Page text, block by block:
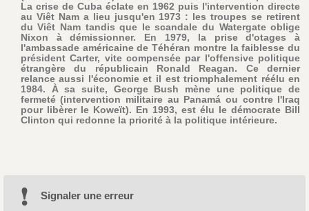
La crise de Cuba éclate en 1962 puis l'intervention directe
au Viêt Nam a lieu jusqu'en 1973 : les troupes se retirent
du Viêt Nam tandis que le scandale du Watergate oblige
Nixon à démissionner. En 1979, la prise d'otages à
l'ambassade américaine de Téhéran montre la faiblesse du
président Carter, vite compensée par l'offensive politique
étrangère du républicain Ronald Reagan. Ce dernier
relance aussi l'économie et il est triomphalement réélu en
1984. À sa suite, George Bush mène une politique de
fermeté (intervention militaire au Panamá ou contre l'Iraq
pour libèrer le Koweït). En 1993, est élu le démocrate Bill
Clinton qui redonne la priorité à la politique intérieure.
Signaler une erreur